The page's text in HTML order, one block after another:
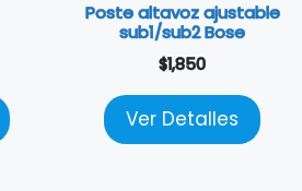
Poste altavoz ajustable
sub1/sub2 Bose
$1,850
Ver Detalles